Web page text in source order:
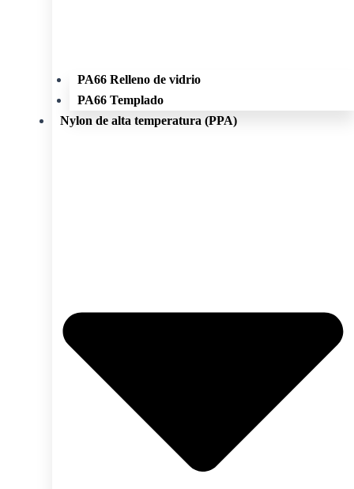
PA66 Relleno de vidrio
PA66 Templado
Nylon de alta temperatura (PPA)